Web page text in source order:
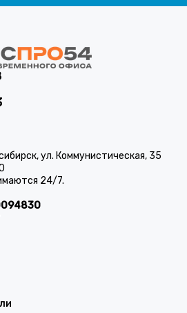
ул. Коммунистическая, 35
24/7.